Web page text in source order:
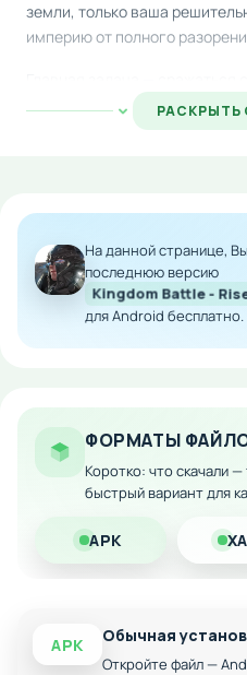
земли, только ваша
империю от полного
разной сложности, включая
победа приближает вас к
Используйте магические
чтобы усилить свои
столкновений. Каждый
преодоления всё более
Ускоренный прогресс
Расширенный арсенал
Оптимизация под
Балансировка боевой
игроков
РАСКРЫТЬ
На данной странице,
последнюю версию
Kingdom Battle -
для Android бесплатно.
ФОРМАТЫ
Коротко: что скачали
быстрый вариант для
APK
APK Обычная
Откройте файл —